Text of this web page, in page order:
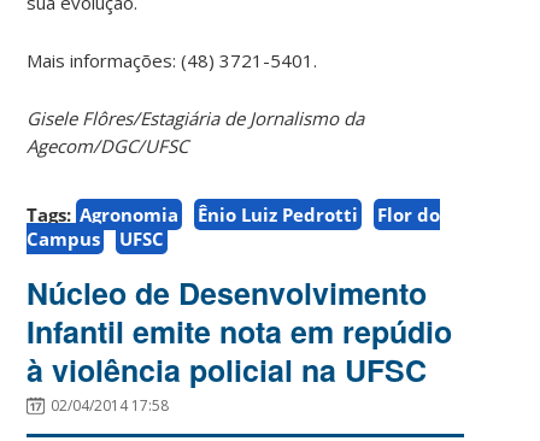
Mais informações: (48) 3721-5401.
Gisele Flôres/Estagiária de Jornalismo da
Agecom/DGC/UFSC
Tags: Agronomia Ênio Luiz Pedrotti
Flor do
Campus
UFSC
Núcleo de Desenvolvimento
Infantil emite nota em repúdio
à violência policial na UFSC
02/04/2014 17:58